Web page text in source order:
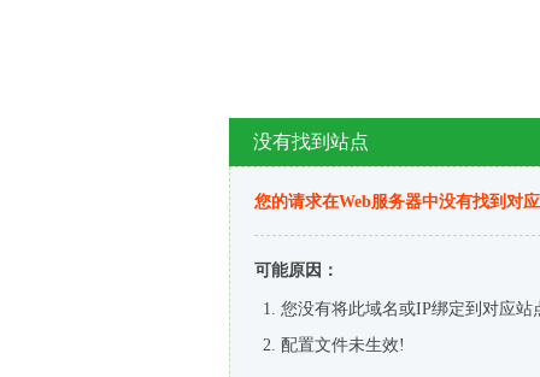
没有找到站点
您的请求在Web服务器中没有找到对
可能原因：
您没有将此域名或IP绑定到对应站
配置文件未生效!